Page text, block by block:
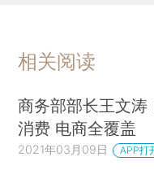
相关阅读
商务部部长王文涛
消费 电商全覆盖
2021年03月09日 APP打